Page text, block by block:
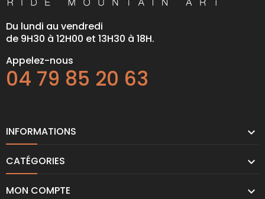
Du lundi au vendredi
de 9H30 à 12H00 et 13H30 à 18H.
Appelez-nous
04 79 85 20 63
INFORMATIONS 
CATÉGORIES 
MON COMPTE 